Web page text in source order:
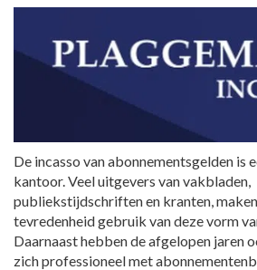
De incasso van abonnementsgelden is
kantoor. Veel uitgevers van vakbladen,
publiekstijdschriften en kranten,
tevredenheid gebruik van deze vorm
Daarnaast hebben de afgelopen jaren
zich professioneel met